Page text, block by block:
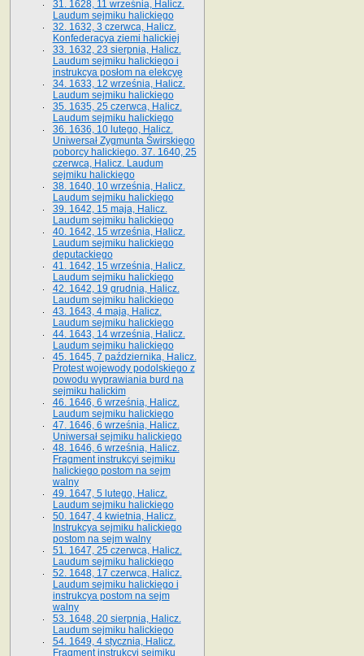
31. 1628, 11 września, Halicz.
Laudum sejmiku halickiego
32. 1632, 3 czerwca, Halicz.
Konfederacya ziemi halickiej
33. 1632, 23 sierpnia, Halicz.
Laudum sejmiku halickiego i
instrukcya posłom na elekcyę
34. 1633, 12 września, Halicz.
Laudum sejmiku halickiego
35. 1635, 25 czerwca, Halicz.
Laudum sejmiku halickiego
36. 1636, 10 lutego, Halicz.
Uniwersał Zygmunta Świrskiego
poborcy halickiego. 37. 1640, 25
czerwca, Halicz. Laudum
sejmiku halickiego
38. 1640, 10 września, Halicz.
Laudum sejmiku halickiego
39. 1642, 15 maja, Halicz.
Laudum sejmiku halickiego
40. 1642, 15 września, Halicz.
Laudum sejmiku halickiego
deputackiego
41. 1642, 15 września, Halicz.
Laudum sejmiku halickiego
42. 1642, 19 grudnia, Halicz.
Laudum sejmiku halickiego
43. 1643, 4 maja, Halicz.
Laudum sejmiku halickiego
44. 1643, 14 września, Halicz.
Laudum sejmiku halickiego
45. 1645, 7 października, Halicz.
Protest wojewody podolskiego z
powodu wyprawiania burd na
sejmiku halickim
46. 1646, 6 września, Halicz.
Laudum sejmiku halickiego
47. 1646, 6 września, Halicz.
Uniwersał sejmiku halickiego
48. 1646, 6 września, Halicz.
Fragment instrukcyi sejmiku
halickiego postom na sejm
walny
49. 1647, 5 lutego, Halicz.
Laudum sejmiku halickiego
50. 1647, 4 kwietnia, Halicz.
Instrukcya sejmiku halickiego
postom na sejm walny
51. 1647, 25 czerwca, Halicz.
Laudum sejmiku halickiego
52. 1648, 17 czerwca, Halicz.
Laudum sejmiku halickiego i
instrukcya postom na sejm
walny
53. 1648, 20 sierpnia, Halicz.
Laudum sejmiku halickiego
54. 1649, 4 stycznia, Halicz.
Fragment instrukcyi sejmiku